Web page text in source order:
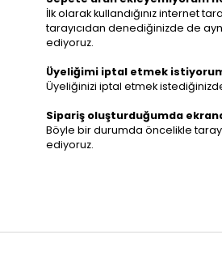
İlk olarak kullandığınız internet
tarayıcıdan denediğinizde de
ediyoruz.
Üyeliğimi iptal etmek
Üyeliğinizi iptal etmek
Sipariş oluşturduğumda
Böyle bir durumda öncelikle
ediyoruz.